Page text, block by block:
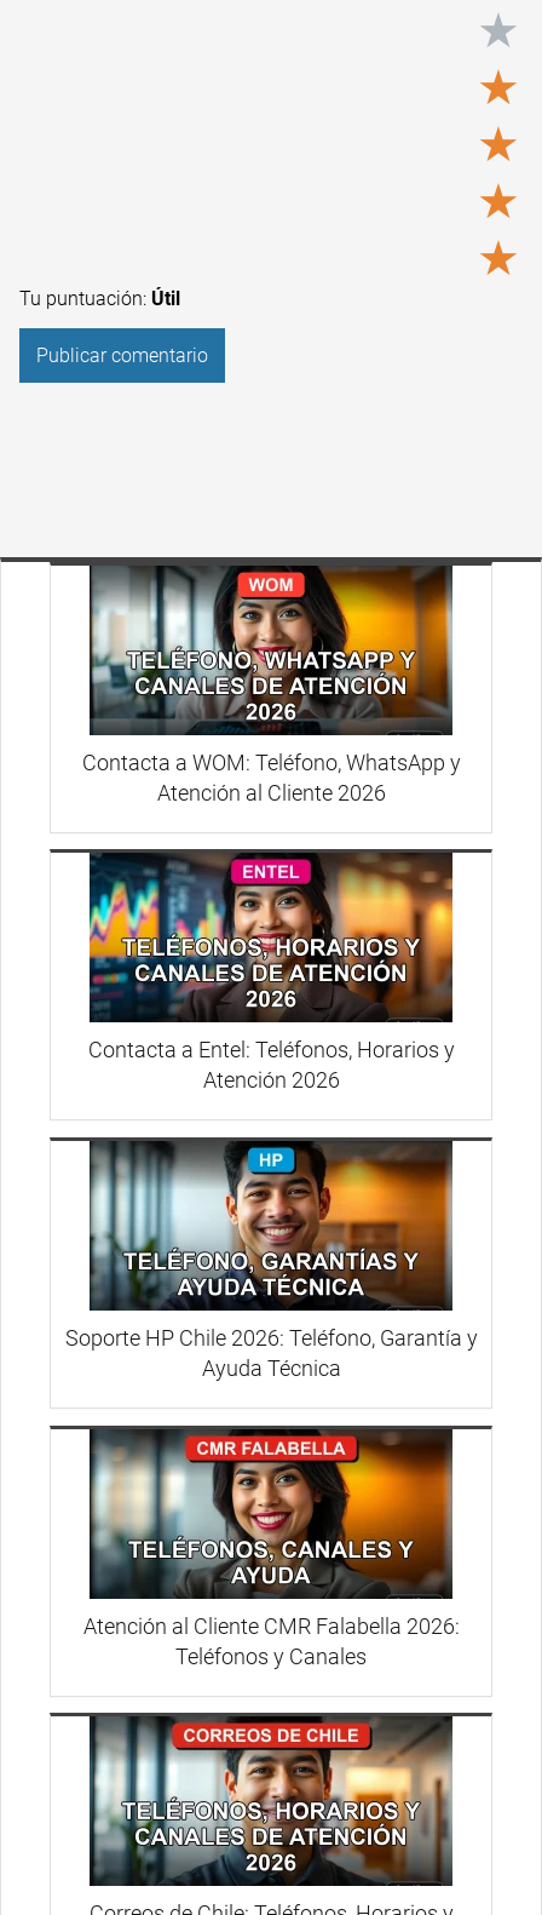
★
★
★
★
★
Tu puntuación: Útil
Contacta a WOM: Teléfono, WhatsApp y
Atención al Cliente 2026
Contacta a Entel: Teléfonos, Horarios y
Atención 2026
Soporte HP Chile 2026: Teléfono, Garantía y
Ayuda Técnica
Atención al Cliente CMR Falabella 2026:
Teléfonos y Canales